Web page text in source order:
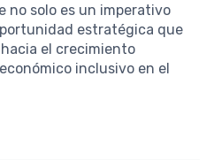
no solo es un imperativo
estratégica que
el crecimiento
inclusivo en el